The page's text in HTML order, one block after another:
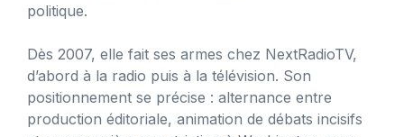
politique.
Dès 2007, elle fait ses armes chez NextRadioTV,
d’abord à la radio puis à la télévision. Son
positionnement se précise : alternance entre
production éditoriale, animation de débats incisifs